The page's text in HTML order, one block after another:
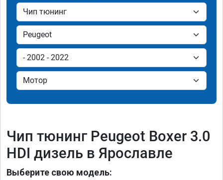
Чип тюнинг Peugeot Boxer 3.0
HDI дизель в Ярославле
Выберите свою модель: